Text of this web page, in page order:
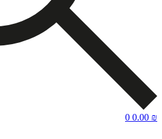
0.00 ₪
0